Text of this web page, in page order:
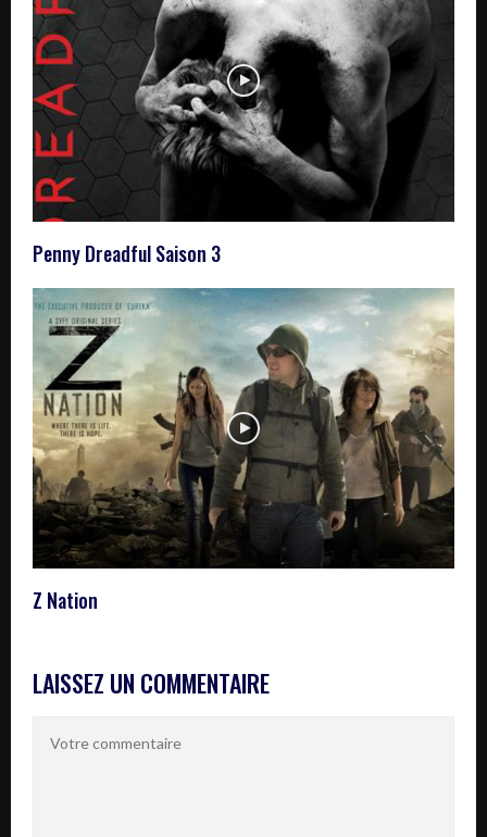
Penny Dreadful Saison 3
Z Nation
LAISSEZ UN COMMENTAIRE